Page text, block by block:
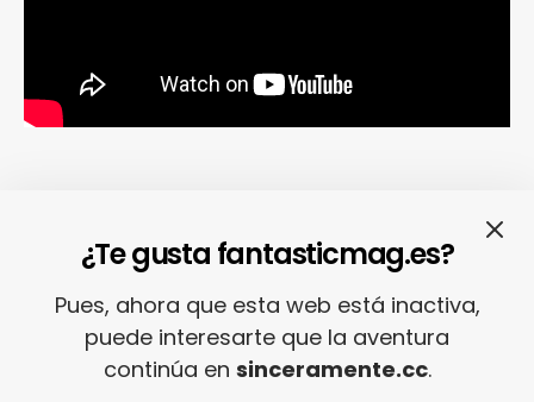
MALIBU, de Miley Cyrus.Quien entienda a
Miley Cyrus, que nos la explique… Porque
nosotros andamos un poco perdidos. Bueno,
en verdad no: si hace unos años estaba en
¿Te gusta fantasticmag.es?
Pues, ahora que esta web está inactiva,
puede interesarte que la aventura
continúa en sinceramente.cc.